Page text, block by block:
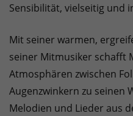
Sensibilität, vielseitig und
Mit seiner warmen,
seiner Mitmusiker schafft
Atmosphären zwischen
Augenzwinkern zu seinen
Melodien und Lieder aus